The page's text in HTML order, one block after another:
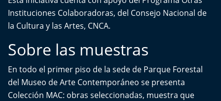
Instituciones Colaboradoras, del Consejo Nacional de
la Cultura y las Artes, CNCA.
Sobre las muestras
En todo el primer piso de la sede de Parque Forestal
del Museo de Arte Contemporáneo se presenta
Colección MAC: obras seleccionadas, muestra que